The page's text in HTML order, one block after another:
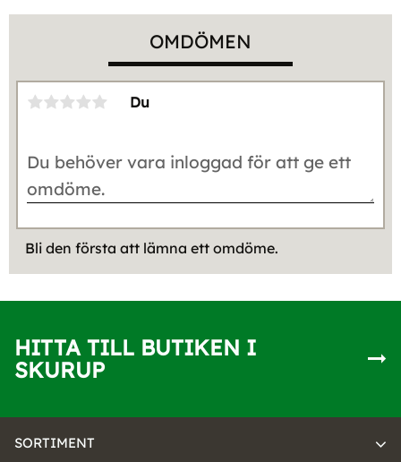
OMDÖMEN
Du
Bli den första att lämna ett omdöme.
HITTA TILL BUTIKEN I
SKURUP
SORTIMENT